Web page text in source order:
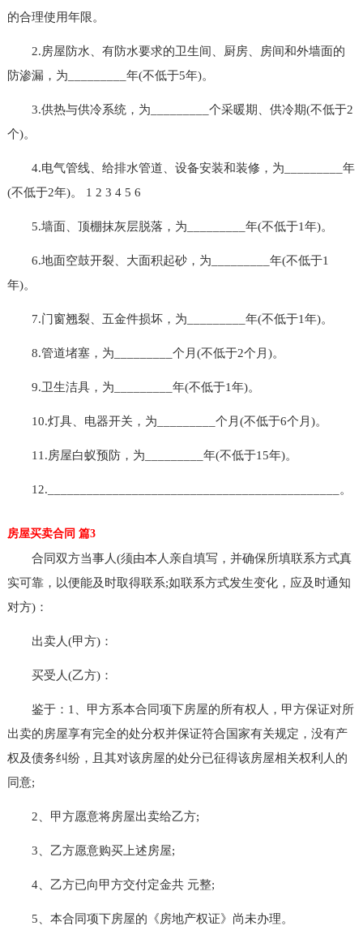
的合理使用年限。
2.房屋防水、有防水要求的卫生间、厨房、房间和外墙面的
防渗漏，为_________年(不低于5年)。
3.供热与供冷系统，为_________个采暖期、供冷期(不低于2
个)。
4.电气管线、给排水管道、设备安装和装修，为_________年
(不低于2年)。 1 2 3 4 5 6
5.墙面、顶棚抹灰层脱落，为_________年(不低于1年)。
6.地面空鼓开裂、大面积起砂，为_________年(不低于1
年)。
7.门窗翘裂、五金件损坏，为_________年(不低于1年)。
8.管道堵塞，为_________个月(不低于2个月)。
9.卫生洁具，为_________年(不低于1年)。
10.灯具、电器开关，为_________个月(不低于6个月)。
11.房屋白蚁预防，为_________年(不低于15年)。
12._____________________________________________。
房屋买卖合同 篇3
合同双方当事人(须由本人亲自填写，并确保所填联系方式真
实可靠，以便能及时取得联系;如联系方式发生变化，应及时通知
对方)：
出卖人(甲方)：
买受人(乙方)：
鉴于：1、甲方系本合同项下房屋的所有权人，甲方保证对所
出卖的房屋享有完全的处分权并保证符合国家有关规定，没有产
权及债务纠纷，且其对该房屋的处分已征得该房屋相关权利人的
同意;
2、甲方愿意将房屋出卖给乙方;
3、乙方愿意购买上述房屋;
4、乙方已向甲方交付定金共 元整;
5、本合同项下房屋的《房地产权证》尚未办理。